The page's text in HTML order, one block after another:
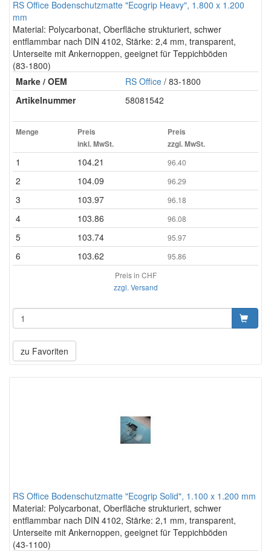
RS Office Bodenschutzmatte "Ecogrip Heavy", 1.800 x 1.200
mm
Material: Polycarbonat, Oberfläche strukturiert, schwer
entflammbar nach DIN 4102, Stärke: 2,4 mm, transparent,
Unterseite mit Ankernoppen, geeignet für Teppichböden
(83-1800)
Marke / OEM
RS Office / 83-1800
Artikelnummer
58081542
Menge
Preis
inkl. MwSt.
Preis
zzgl. MwSt.
1 104.21 96.40
2 104.09 96.29
3 103.97 96.18
4 103.86 96.08
5 103.74 95.97
6 103.62
95.86
Preis in CHF
zzgl. Versand
zu Favoriten
RS Office Bodenschutzmatte "Ecogrip Solid", 1.100 x 1.200 mm
Material: Polycarbonat, Oberfläche strukturiert, schwer
entflammbar nach DIN 4102, Stärke: 2,1 mm, transparent,
Unterseite mit Ankernoppen, geeignet für Teppichböden
(43-1100)